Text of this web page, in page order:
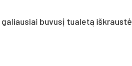
bu­vusį tua­letą